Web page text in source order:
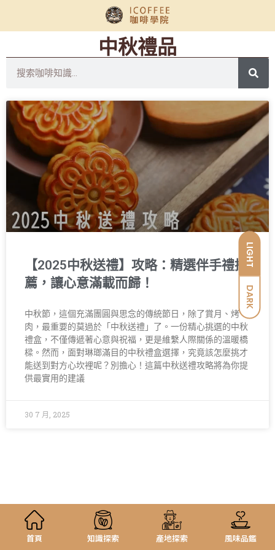
LIGHT
DARK
中秋禮品
【2025中秋送禮】攻略：精選伴手禮推
薦，讓心意滿載而歸！
中秋節，這個充滿團圓與思念的傳統節日，除了賞月、烤
肉，最重要的莫過於「中秋送禮」了。一份精心挑選的中秋
禮盒，不僅傳遞著心意與祝福，更是維繫人際關係的溫暖橋
樑。然而，面對琳瑯滿目的中秋禮盒選擇，究竟該怎麼挑才
能送到對方心坎裡呢？別擔心！這篇中秋送禮攻略將為你提
供最實用的建議
30 7 月, 2025
首頁 知識探索 產地探索 風味品鑑